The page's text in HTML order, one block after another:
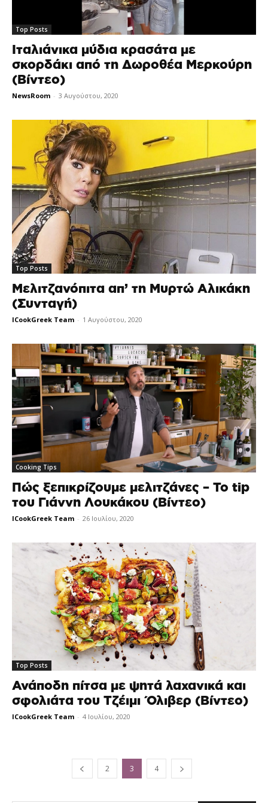
Top Posts
Ιταλιάνικα μύδια κρασάτα με
σκορδάκι από τη Δωροθέα Μερκούρη
(Βίντεο)
NewsRoom - 3 Αυγούστου, 2020
Top Posts
Μελιτζανόπιτα απ’ τη Μυρτώ Αλικάκη
(Συνταγή)
ICookGreek Team - 1 Αυγούστου, 2020
Cooking Tips
Πώς ξεπικρίζουμε μελιτζάνες – Το tip
του Γιάννη Λουκάκου (Βίντεο)
ICookGreek Team - 26 Ιουλίου, 2020
Top Posts
Ανάποδη πίτσα με ψητά λαχανικά και
σφολιάτα του Τζέιμι Όλιβερ (Βίντεο)
ICookGreek Team - 4 Ιουλίου, 2020
2 3 4